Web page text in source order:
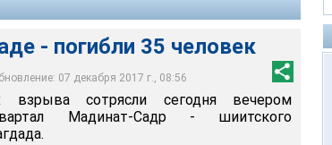
- погибли 35 человек
07 декабря 2017 г., 08:56
сотрясли сегодня вечером
Мадинат-Садр - шиитского